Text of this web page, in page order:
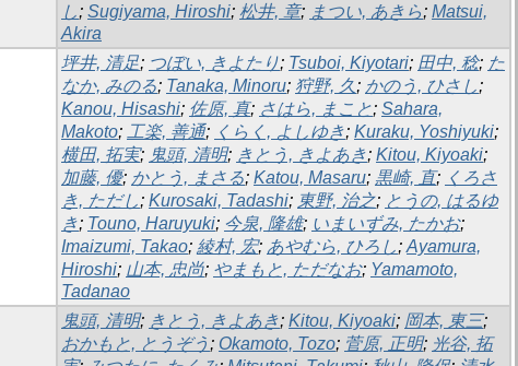
し; Sugiyama, Hiroshi; 松井, 章; まつい, あきら; Matsui,
Akira
坪井, 清足; つぼい, きよたり; Tsuboi, Kiyotari; 田中, 稔; た
なか, みのる; Tanaka, Minoru; 狩野, 久; かのう, ひさし;
Kanou, Hisashi; 佐原, 真; さはら, まこと; Sahara,
Makoto; 工楽, 善通; くらく, よしゆき; Kuraku, Yoshiyuki;
横田, 拓実; 鬼頭, 清明; きとう, きよあき; Kitou, Kiyoaki;
加藤, 優; かとう, まさる; Katou, Masaru; 黒崎, 直; くろさ
き, ただし; Kurosaki, Tadashi; 東野, 治之; とうの, はるゆ
き; Touno, Haruyuki; 今泉, 隆雄; いまいずみ, たかお;
Imaizumi, Takao; 綾村, 宏; あやむら, ひろし; Ayamura,
Hiroshi; 山本, 忠尚; やまもと, ただなお; Yamamoto,
Tadanao
鬼頭, 清明; きとう, きよあき; Kitou, Kiyoaki; 岡本, 東三;
おかもと, とうぞう ; Okamoto, Tozo; 菅原, 正明; 光谷, 拓